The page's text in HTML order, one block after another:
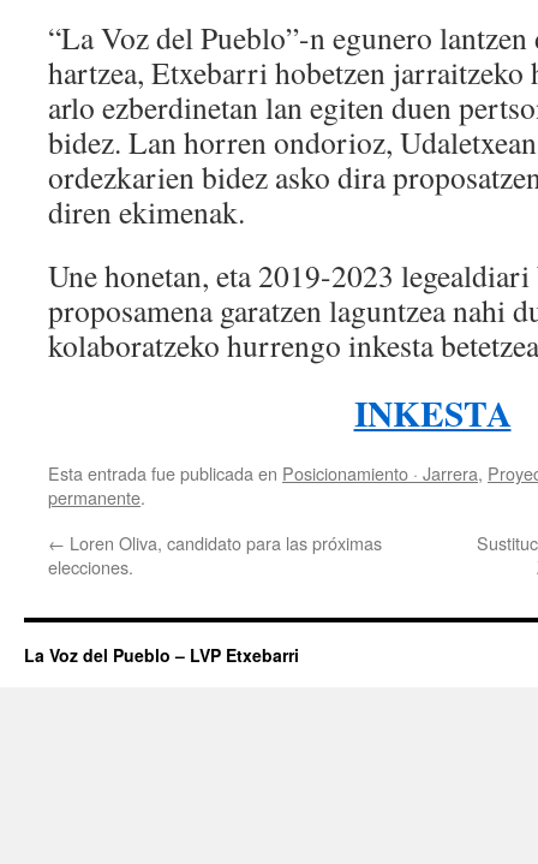
“La Voz del Pueblo”-n egunero
hartzea, Etxebarri hobetzen
arlo ezberdinetan lan egiten duen
bidez. Lan horren ondorioz,
ordezkarien bidez asko dira
diren ekimenak.
Une honetan, eta 2019-2023
proposamena garatzen laguntzea nahi
kolaboratzeko hurrengo inkesta
INKESTA
Esta entrada fue publicada en Posicionamiento · Jarrera,
permanente.
← Loren Oliva, candidato para las próximas
elecciones.
La Voz del Pueblo – LVP Etxebarri